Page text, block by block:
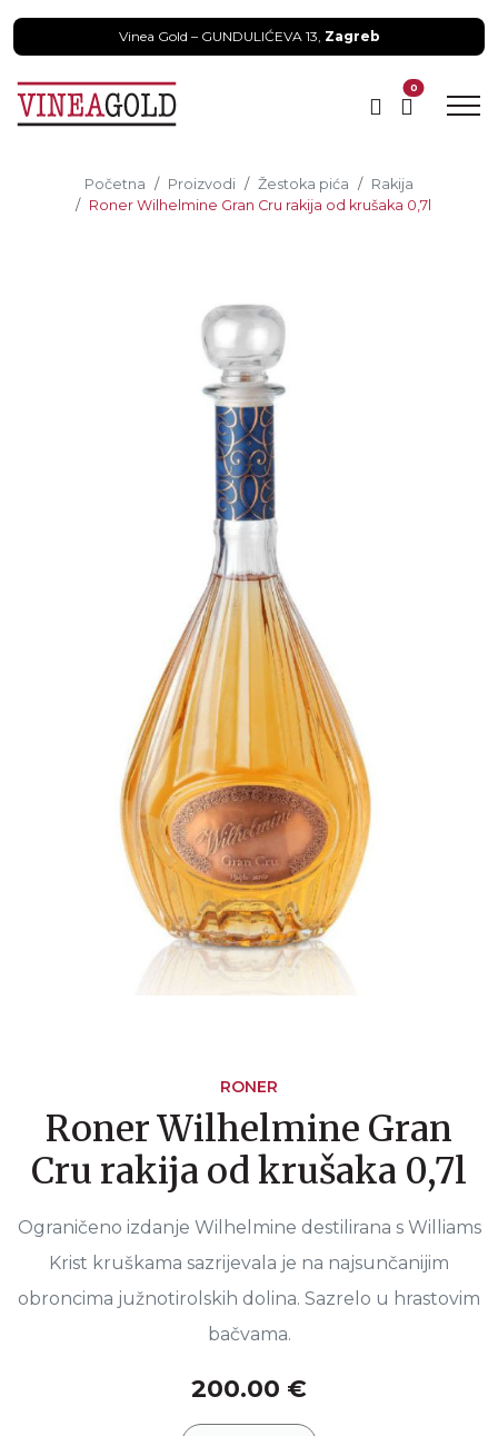
Vinea Gold – GUNDULIĆEVA 13, Zagreb
0
Početna Proizvodi Žestoka pića
Rakija
Roner Wilhelmine Gran Cru rakija od krušaka 0,7l
RONER
Roner Wilhelmine Gran
Cru rakija od krušaka 0,7l
Ograničeno izdanje Wilhelmine destilirana s Williams
Krist kruškama sazrijevala je na najsunčanijim
obroncima južnotirolskih dolina. Sazrelo u hrastovim
bačvama.
200.00 €